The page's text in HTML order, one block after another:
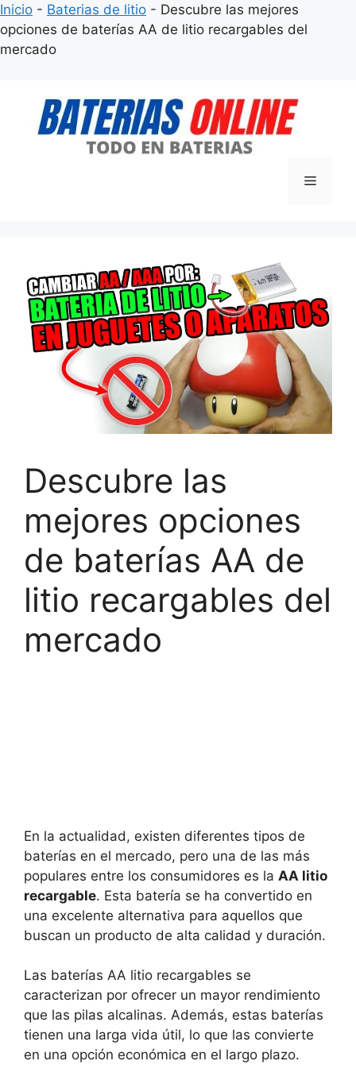
Inicio - Baterias de litio - Descubre las mejores
opciones de baterías AA de litio recargables del
mercado
contenido
Menú
Descubre las
mejores opciones
de baterías AA de
litio recargables del
mercado
En la actualidad, existen diferentes tipos de
baterías en el mercado, pero una de las más
populares entre los consumidores es la AA litio
recargable. Esta batería se ha convertido en
una excelente alternativa para aquellos que
buscan un producto de alta calidad y duración.
Las baterías AA litio recargables se
caracterizan por ofrecer un mayor rendimiento
que las pilas alcalinas. Además, estas baterías
tienen una larga vida útil, lo que las convierte
en una opción económica en el largo plazo.